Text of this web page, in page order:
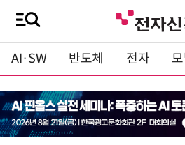
AI·SW 반도체 전자